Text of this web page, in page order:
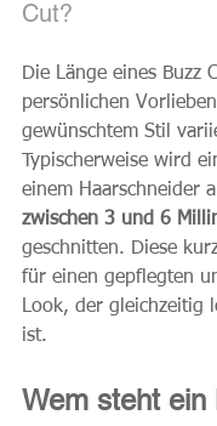
Cut?
Die Länge eines Buzz
persönlichen
gewünschtem Stil
Typischerweise wird
einem Haarschneider
zwischen 3 und 6
geschnitten. Diese
für einen gepflegten
Look, der gleichzeitig
ist.
Wem steht ein